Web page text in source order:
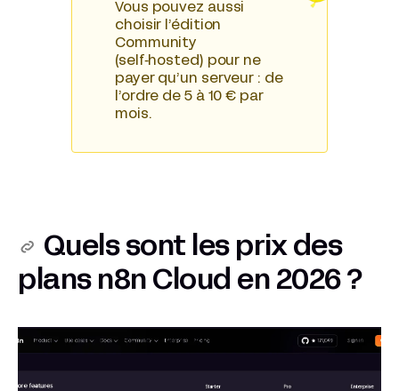
Vous pouvez aussi
choisir l’édition
Community
(self‑hosted) pour ne
payer qu’un serveur : de
l’ordre de 5 à 10 € par
mois.
Quels sont les prix des
plans n8n Cloud en 2026 ?